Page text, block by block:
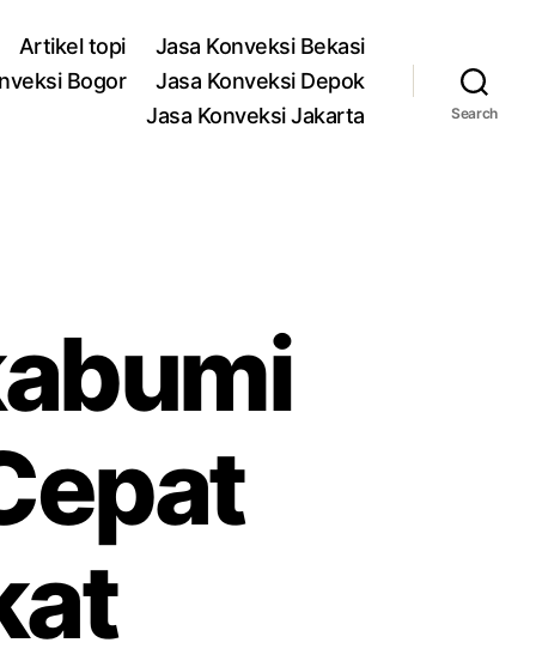
Artikel topi
Jasa Konveksi Bekasi
Bogor
Jasa Konveksi Depok
Jasa Konveksi Jakarta
Search